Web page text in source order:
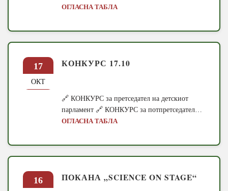
ОГЛАСНА ТАБЛА
17
ОКТ
КОНКУРС 17.10
🔗 КОНКУРС за претседател на детскиот
парламент 🔗 КОНКУРС за потпретседател…
ОГЛАСНА ТАБЛА
16 ПОКАНА „SCIENCE ON STAGE“